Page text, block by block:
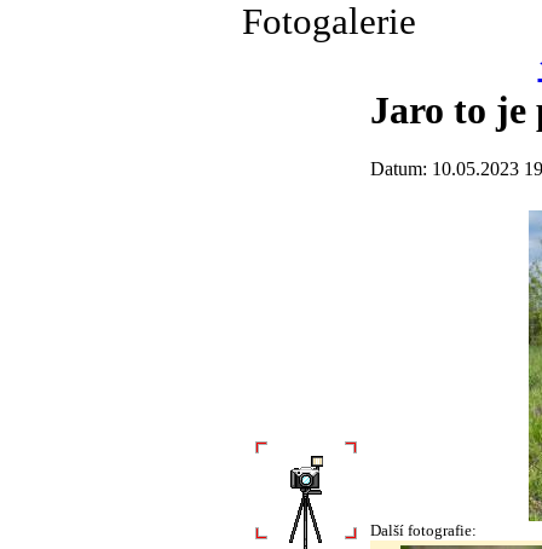
Fotogalerie
Jaro to je
Datum: 10.05.2023
Další fotografie: